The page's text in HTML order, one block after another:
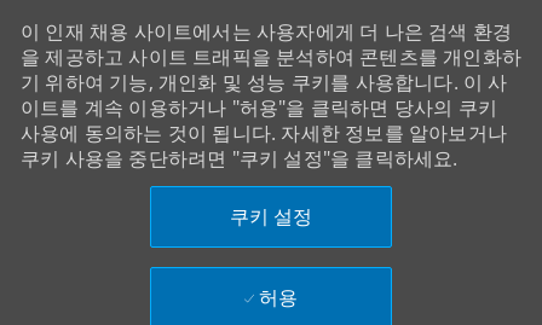
이 인재 채용 사이트에서는 사용자에게 더 나은 검색 환경
을 제공하고 사이트 트래픽을 분석하여 콘텐츠를 개인화하
기 위하여 기능, 개인화 및 성능 쿠키를 사용합니다. 이 사
이트를 계속 이용하거나 "허용"을 클릭하면 당사의 쿠키
사용에 동의하는 것이 됩니다. 자세한 정보를 알아보거나
쿠키 사용을 중단하려면 "쿠키 설정"을 클릭하세요.
쿠키 설정
허용